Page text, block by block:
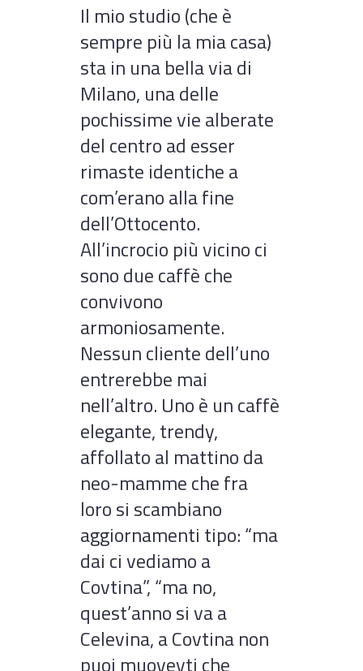
Il mio studio (che è
sempre più la mia casa)
sta in una bella via di
Milano, una delle
pochissime vie alberate
del centro ad esser
rimaste identiche a
com’erano alla fine
dell’Ottocento.
All’incrocio più vicino ci
sono due caffè che
convivono
armoniosamente.
Nessun cliente dell’uno
entrerebbe mai
nell’altro. Uno è un caffè
elegante, trendy,
affollato al mattino da
neo-mamme che fra
loro si scambiano
aggiornamenti tipo: “ma
dai ci vediamo a
Covtina”, “ma no,
quest’anno si va a
Celevina, a Covtina non
puoi muovevti che